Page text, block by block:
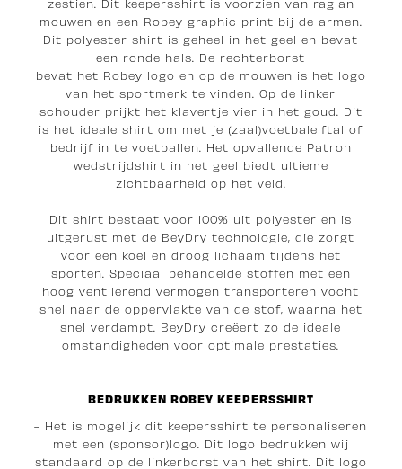
zestien. Dit keepersshirt is voorzien van raglan
mouwen en een Robey graphic print bij de armen.
Dit polyester shirt is geheel in het geel en bevat
een ronde hals. De rechterborst
bevat het Robey logo en op de mouwen is het logo
van het sportmerk te vinden. Op de linker
schouder prijkt het klavertje vier in het goud. Dit
is het ideale shirt om met je (zaal)voetbalelftal of
bedrijf in te voetballen. Het opvallende Patron
wedstrijdshirt in het geel biedt ultieme
zichtbaarheid op het veld.
Dit shirt bestaat voor 100% uit polyester en is
uitgerust met de BeyDry technologie, die zorgt
voor een koel en droog lichaam tijdens het
sporten. Speciaal behandelde stoffen met een
hoog ventilerend vermogen transporteren vocht
snel naar de oppervlakte van de stof, waarna het
snel verdampt. BeyDry creëert zo de ideale
omstandigheden voor optimale prestaties.
BEDRUKKEN ROBEY KEEPERSSHIRT
- Het is mogelijk dit keepersshirt te personaliseren
met een (sponsor)logo. Dit logo bedrukken wij
standaard op de linkerborst van het shirt. Dit logo